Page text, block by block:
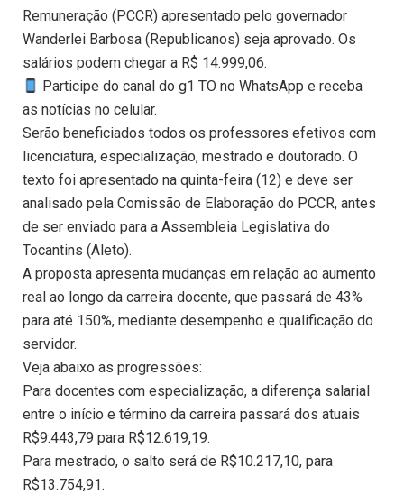
Remuneração (PCCR) apresentado pelo governador
Wanderlei Barbosa (Republicanos) seja aprovado. Os
salários podem chegar a R$ 14.999,06.
Participe do canal do g1 TO no WhatsApp e receba
as notícias no celular.
Serão beneficiados todos os professores efetivos com
licenciatura, especialização, mestrado e doutorado. O
texto foi apresentado na quinta-feira (12) e deve ser
analisado pela Comissão de Elaboração do PCCR, antes
de ser enviado para a Assembleia Legislativa do
Tocantins (Aleto).
A proposta apresenta mudanças em relação ao aumento
real ao longo da carreira docente, que passará de 43%
para até 150%, mediante desempenho e qualificação do
servidor.
Veja abaixo as progressões:
Para docentes com especialização, a diferença salarial
entre o início e término da carreira passará dos atuais
R$9.443,79 para R$12.619,19.
Para mestrado, o salto será de R$10.217,10, para
R$13.754,91.